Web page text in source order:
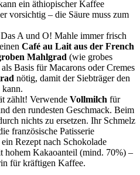
ein äthiopischer Kaffee
vorsichtig – die Säure muss zum
Das A und O! Mahle immer frisch
Café au Lait aus der French
Mahlgrad (wie grobes
Basis für Macarons oder Cremes
nötig, damit der Siebträger den
zählt! Verwende Vollmilch für
den rundesten Geschmack. Beim
nichts zu ersetzen. Ihr Schmelz
französische Patisserie
Rezept nach Schokolade
hohem Kakaoanteil (mind. 70%) –
für kräftigen Kaffee.